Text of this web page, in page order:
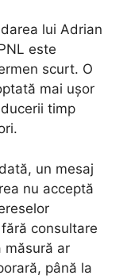
lui Adrian
este
scurt. O
mai ușor
timp
un mesaj
nu acceptă
consultare
măsură ar
până la